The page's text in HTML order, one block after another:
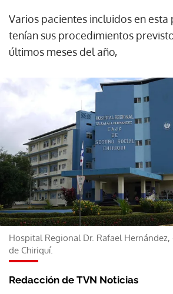
Varios pacientes incluidos en
tenían sus procedimientos
últimos meses del año,
Hospital Regional Dr. Rafael
de Chiriquí.
Redacción de TVN Noticias